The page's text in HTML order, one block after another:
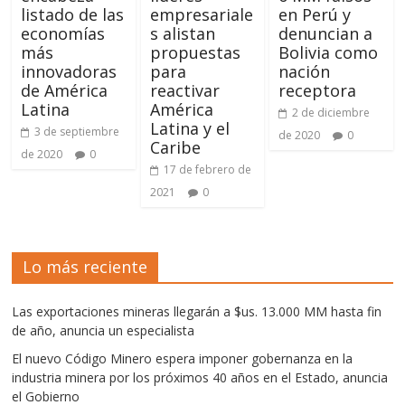
listado de las
economías
más
innovadoras
de América
Latina
3 de septiembre
de 2020
0
empresariale
s alistan
propuestas
para
reactivar
América
Latina y el
Caribe
17 de febrero de
2021
0
en Perú y
denuncian a
Bolivia como
nación
receptora
2 de diciembre
de 2020
0
Lo más reciente
Las exportaciones mineras llegarán a $us. 13.000 MM hasta fin
de año, anuncia un especialista
El nuevo Código Minero espera imponer gobernanza en la
industria minera por los próximos 40 años en el Estado, anuncia
el Gobierno